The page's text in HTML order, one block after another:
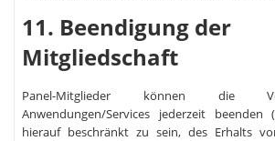
11. Beendigung der
Mitgliedschaft
Panel-Mitglieder können die
Anwendungen/Services jederzeit beenden
hierauf beschränkt zu sein, des Erhalts